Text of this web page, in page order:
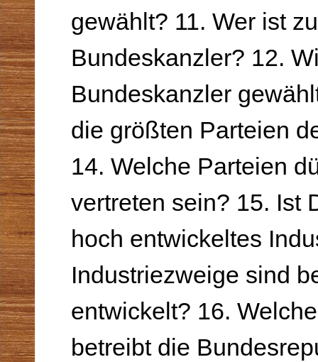
gewählt? 11. Wer ist
Bundeskanzler? 12.
Bundeskanzler
die größten Parteien
14. Welche Par­teien
vertreten sein? 15. Ist
hoch entwickeltes
Industriezweige sind
entwickelt? 16.
betreibt die